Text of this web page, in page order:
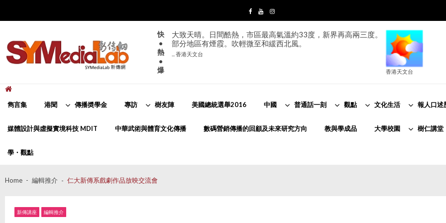
navigation
content
快
•
熱
•
爆
大致天晴。日間酷熱，市區最高氣溫約33度，新界再高兩三度。
部分地區有煙霞。吹輕微至和緩西北風。
... 香港天文台
香港天文台
雋言集 港聞 傳播奬學金 專訪 樹友陣 美國總統選舉2016 中國 普通話一刻 觀點 文化生活 報人口述
媒體設計與虛擬實境科技 MDIT 中華武術與體育文化傳播 數碼營銷傳播的回顧及未來研究方向 教與學成品 大學校園 樹仁講堂
學・觀點
Home 編輯推介 仁大新傳系戲劇作品放映交流會
新傳講座 編輯推介